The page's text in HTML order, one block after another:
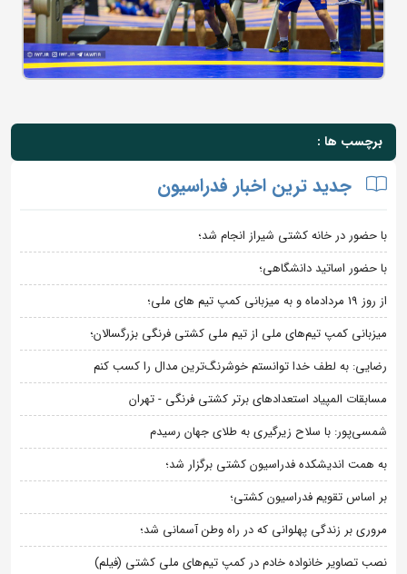
برچسب ها :
جدید ترین اخبار فدراسیون
با حضور در خانه کشتی شیراز انجام شد؛
با حضور اساتید دانشگاهی؛
از روز 19 مردادماه و به میزبانی کمپ تیم های ملی؛
میزبانی کمپ تیم‌های ملی از تیم ملی کشتی فرنگی بزرگسالان؛
رضایی: به لطف خدا توانستم خوشرنگ‌ترین مدال را کسب کنم
مسابقات المپیاد استعدادهای برتر کشتی فرنگی - تهران
شمسی‌پور: با سلاح زیرگیری به طلای جهان رسیدم
به همت اندیشکده فدراسیون کشتی برگزار شد؛
بر اساس تقویم فدراسیون کشتی؛
مروری بر زندگی پهلوانی که در راه وطن آسمانی شد؛
نصب تصاویر خانواده خادم در کمپ تیم‌های ملی کشتی (فیلم)